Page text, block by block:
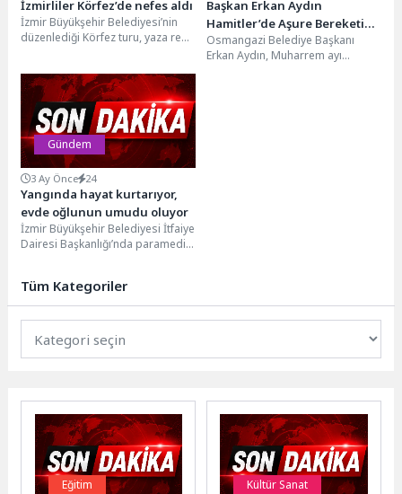
İzmirliler Körfez’de nefes aldı
İzmir Büyükşehir Belediyesi’nin
düzenlediği Körfez turu, yaza renk
Başkan Erkan Aydın
Hamitler’de Aşure Bereketini
Vatandaşlarla Paylaştı
Osmangazi Belediye Başkanı
Erkan Aydın, Muharrem ayı
Gündem
3 Ay Önce 24
Yangında hayat kurtarıyor,
evde oğlunun umudu oluyor
İzmir Büyükşehir Belediyesi İtfaiye
Dairesi Başkanlığı’nda paramedik
Tüm Kategoriler
Eğitim Kültür Sanat